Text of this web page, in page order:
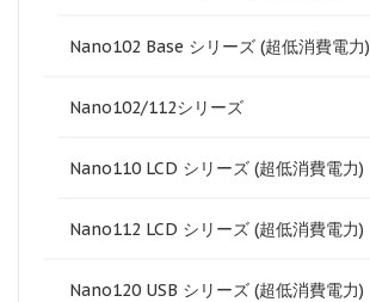
Nano102 Base シリーズ (超低消費電力)
Nano102/112シリーズ
Nano110 LCD シリーズ (超低消費電力)
Nano112 LCD シリーズ (超低消費電力)
Nano120 USB シリーズ (超低消費電力)